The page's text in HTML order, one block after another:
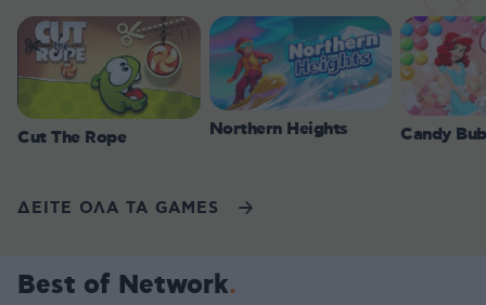
Cut The Rope Northern Heights Candy
ΔΕΙΤΕ ΟΛΑ ΤΑ GAMES
Best of Network